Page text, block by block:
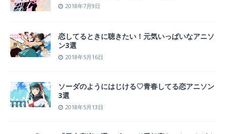
2018年7月9日
恋してるときに聴きたい！元気いっぱいなアニソ
ン3選
2018年5月16日
ソーダのようにはじける♡青春してる恋アニソン
3選
2018年5月13日